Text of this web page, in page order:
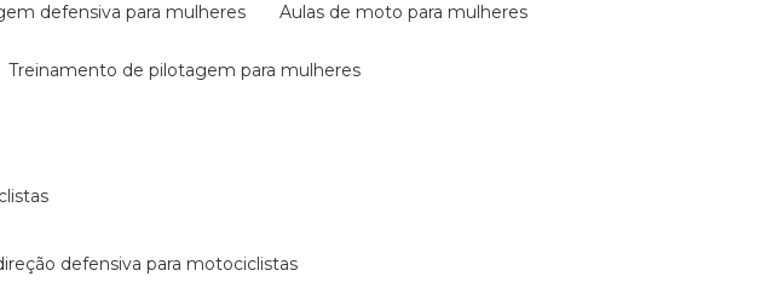
defensiva para mulheres aulas de moto para mulheres
treinamento de pilotagem para mulheres
defensiva para motociclistas